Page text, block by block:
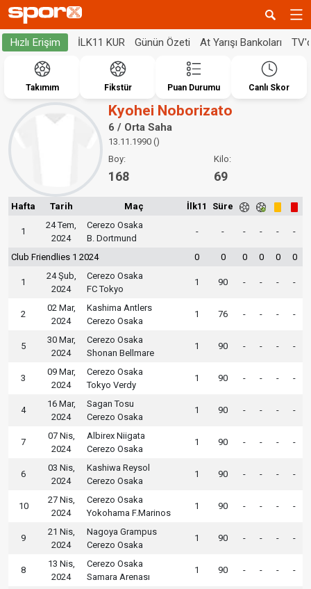
Hızlı Erişim İLK11 KUR Günün Özeti At Yarışı Bankoları
Takımım Fikstür Puan Durumu Canlı Skor
Kyohei Noborizato
6 / Orta Saha
13.11.1990 ()
Boy:
168
Kilo:
69
Hafta Tarih Maç İlk11 Süre
1
24 Tem,
2024
Cerezo Osaka
B. Dortmund
- - - - - -
Club Friendlies 1 2024 0 0 0 0 0 0
1
24 Şub,
2024
Cerezo Osaka
FC Tokyo
1 90 - - - -
2
02 Mar,
2024
Kashima Antlers
Cerezo Osaka
1 76 - - - -
5
30 Mar,
2024
Cerezo Osaka
Shonan Bellmare
1 90 - - - -
3
09 Mar,
2024
Cerezo Osaka
Tokyo Verdy
1 90 - - - -
4
16 Mar,
2024
Sagan Tosu
Cerezo Osaka
1 90 - - - -
7
07 Nis,
2024
Albirex Niigata
Cerezo Osaka
1 90 - - - -
6
03 Nis,
2024
Kashiwa Reysol
Cerezo Osaka
1 90 - - - -
10
27 Nis,
2024
Cerezo Osaka
Yokohama F.Marinos
1 90 - - - -
9
21 Nis,
2024
Nagoya Grampus
Cerezo Osaka
1 90 - - - -
8
13 Nis,
2024
Cerezo Osaka
Samara Arenası
1 90 - - - -